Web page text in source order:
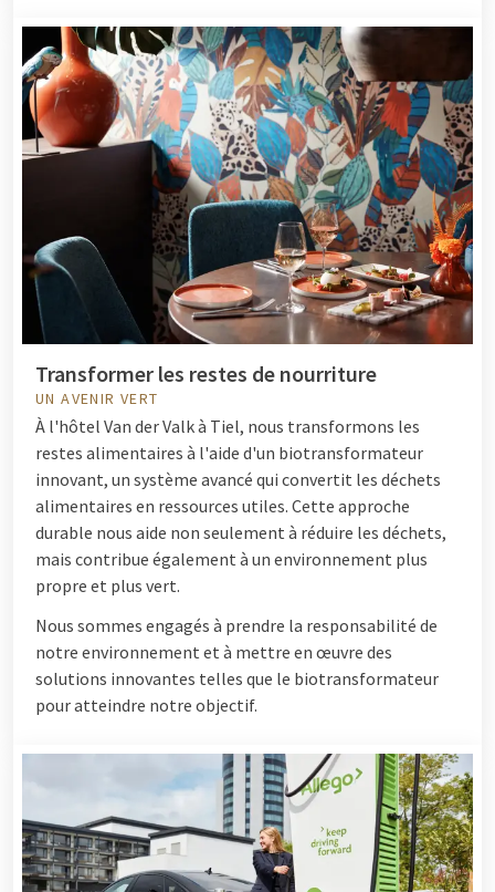
Transformer les restes de nourriture
UN AVENIR VERT
À l'hôtel Van der Valk à Tiel, nous transformons les
restes alimentaires à l'aide d'un biotransformateur
innovant, un système avancé qui convertit les déchets
alimentaires en ressources utiles. Cette approche
durable nous aide non seulement à réduire les déchets,
mais contribue également à un environnement plus
propre et plus vert.
Nous sommes engagés à prendre la responsabilité de
notre environnement et à mettre en œuvre des
solutions innovantes telles que le biotransformateur
pour atteindre notre objectif.